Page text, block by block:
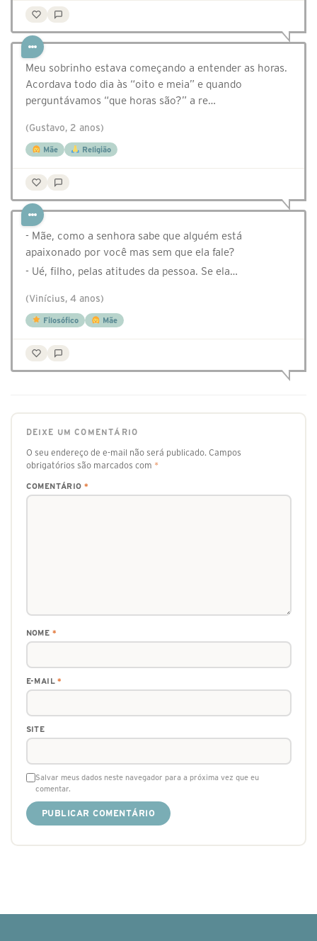
Meu sobrinho estava começando a entender as horas.
Acordava todo dia às “oito e meia” e quando
perguntávamos “que horas são?” a re…
(Gustavo, 2 anos)
Mãe Religião
- Mãe, como a senhora sabe que alguém está
apaixonado por você mas sem que ela fale?
- Ué, filho, pelas atitudes da pessoa. Se ela…
(Vinícius, 4 anos)
Filosófico Mãe
DEIXE UM COMENTÁRIO
O seu endereço de e-mail não será publicado. Campos
obrigatórios são marcados com *
COMENTÁRIO *
NOME *
E-MAIL*
SITE
Salvar meus dados neste navegador para a próxima vez que eu
comentar.